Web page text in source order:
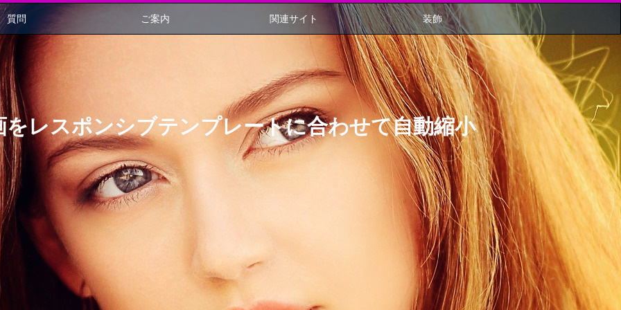
質問 ご案内 関連サイト 装飾
レスポンシブテンプレートに合わせて自動縮小